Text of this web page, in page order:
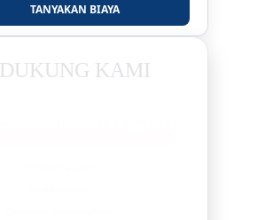
TANYAKAN BIAYA
DUKUNG KAMI